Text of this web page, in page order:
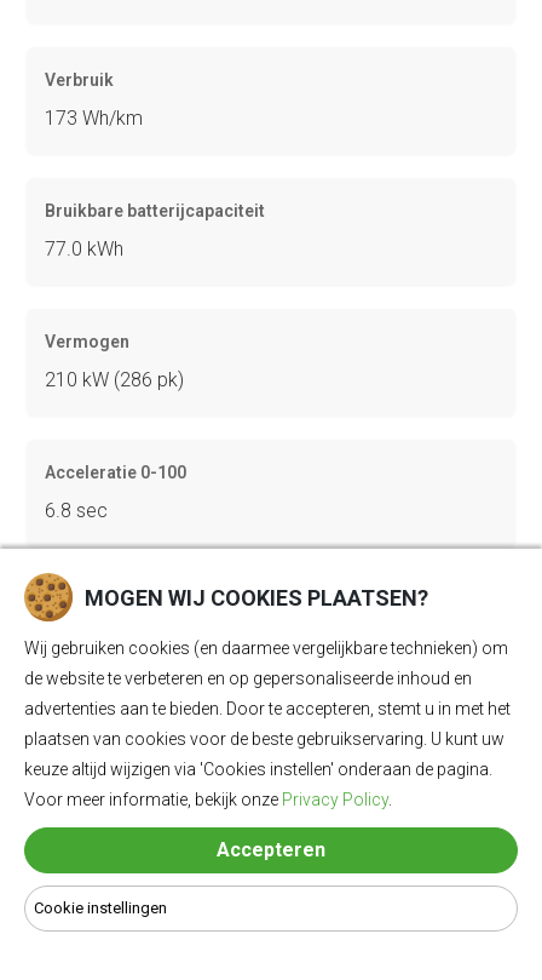
Verbruik
173 Wh/km
Bruikbare batterijcapaciteit
77.0 kWh
Vermogen
210 kW (286 pk)
Acceleratie 0-100
6.8 sec
Topsnelheid
180 km/u
Gewicht
2178 kg
540 Ll
MOGEN WIJ COOKIES PLAATSEN?
Wij gebruiken cookies (en daarmee vergelijkbare technieken) om
de website te verbeteren en op gepersonaliseerde inhoud en
advertenties aan te bieden. Door te accepteren, stemt u in met het
plaatsen van cookies voor de beste gebruikservaring. U kunt uw
keuze altijd wijzigen via 'Cookies instellen' onderaan de pagina.
Voor meer informatie, bekijk onze Privacy Policy.
Accepteren
Cookie instellingen